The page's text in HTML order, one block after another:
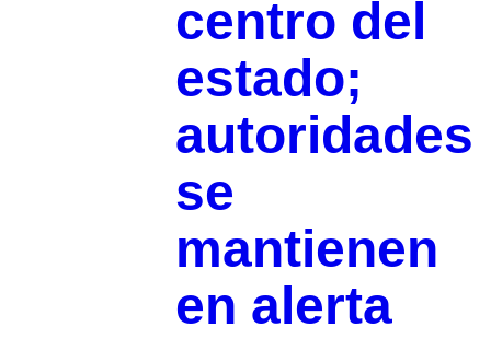
centro del
estado;
autoridades
se
mantienen
en alerta